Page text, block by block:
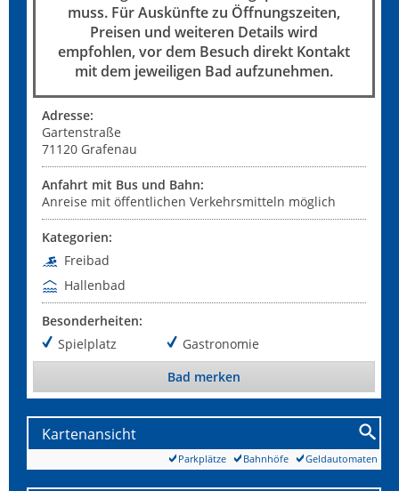
muss. Für Auskünfte zu Öffnungszeiten,
Preisen und weiteren Details wird
empfohlen, vor dem Besuch direkt Kontakt
mit dem jeweiligen Bad aufzunehmen.
Adresse:
Gartenstraße
71120 Grafenau
Anfahrt mit Bus und Bahn:
Anreise mit öffentlichen Verkehrsmitteln möglich
Kategorien:
Freibad
Hallenbad
Besonderheiten:
Spielplatz
Gastronomie
Bad merken
Kartenansicht
Geldautomaten
Bahnhöfe
Parkplätze